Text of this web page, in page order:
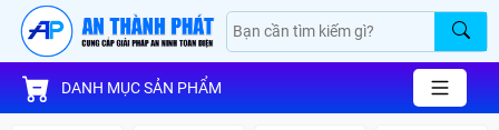
DANH MỤC SẢN PHẨM